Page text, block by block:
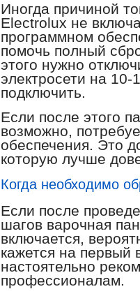
Иногда причиной
Electrolux не
программном
помочь полный
этого нужно
электросети на 10-
подключить.
Если после этого
возможно,
обеспечения. Это
которую лучше
Когда необходимо
Если после
шагов варочная
включается,
кажется на первый
настоятельно
профессионалам.